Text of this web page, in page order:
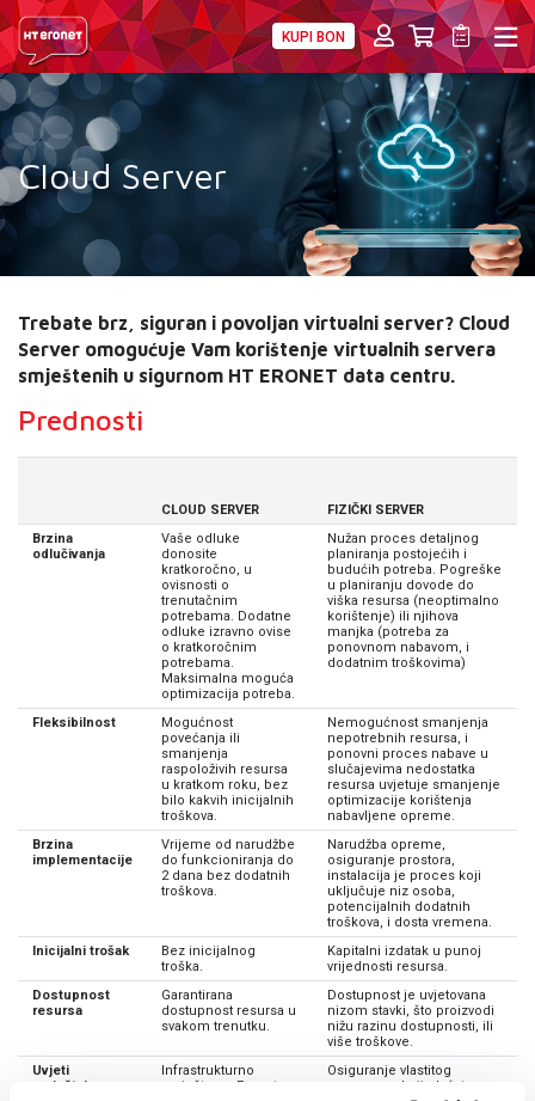
KUPI BON
PRIVATNI POSLOVNI DIGITALNA RJEŠENJA HT ERONET
HT ERONET DATA CENTAR
SIGURNOST
POSLOVNA RJEŠENJA
LICENCE
AKCIJE
MOJ PROFIL
PODRŠKA
TELEFONSKI IMENIK
Cloud Server
Trebate brz, siguran i povoljan virtualni server? Cloud
Server omogućuje Vam korištenje virtualnih servera
smještenih u sigurnom HT ERONET data centru.
Prednosti
CLOUD SERVER
FIZIČKI SERVER
Brzina
odlučivanja
Vaše odluke
donosite
kratkoročno, u
ovisnosti o
trenutačnim
potrebama. Dodatne
odluke izravno ovise
o kratkoročnim
potrebama.
Maksimalna moguća
optimizacija potreba.
Nužan proces detaljnog
planiranja postojećih i
budućih potreba. Pogreške
u planiranju dovode do
viška resursa (neoptimalno
korištenje) ili njihova
manjka (potreba za
ponovnom nabavom, i
dodatnim troškovima)
Fleksibilnost
Mogućnost
povećanja ili
smanjenja
raspoloživih resursa
u kratkom roku, bez
bilo kakvih inicijalnih
troškova.
Nemogućnost smanjenja
nepotrebnih resursa, i
ponovni proces nabave u
slučajevima nedostatka
resursa uvjetuje smanjenje
optimizacije korištenja
nabavljene opreme.
Brzina
implementacije
Vrijeme od narudžbe
do funkcioniranja do
2 dana bez dodatnih
troškova.
Narudžba opreme,
osiguranje prostora,
instalacija je proces koji
uključuje niz osoba,
potencijalnih dodatnih
troškova, i dosta vremena.
Inicijalni trošak
Bez inicijalnog
troška.
Kapitalni izdatak u punoj
vrijednosti resursa.
Dostupnost
resursa
Garantirana
dostupnost resursa u
svakom trenutku.
Dostupnost je uvjetovana
nizom stavki, što proizvodi
nižu razinu dostupnosti, ili
više troškove.
Uvjeti
smještaja
Infrastrukturno
smješten u Eronet
Osiguranje vlastitog
procesa za koji plaćate